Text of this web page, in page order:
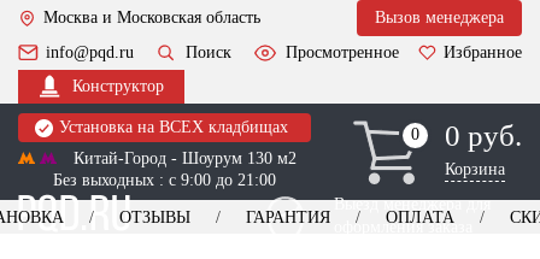
Москва и Московская область
Вызов менеджера
info@pqd.ru
Поиск Просмотренное
Избранное
Конструктор
Установка на ВСЕХ кладбищах
Китай-Город - Шоурум 130 м2
Без выходных : с 9:00 до 21:00
0
0 0 руб.
Корзина
Выезд менеджера для
оформления заказа
ОТЗЫВЫ ГАРАНТИЯ ОПЛАТА